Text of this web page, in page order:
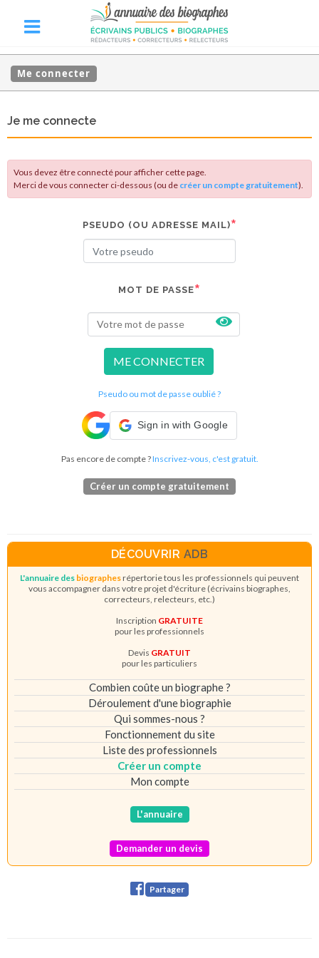
Me connecter
Je me connecte
Vous devez être connecté pour afficher cette page.
Merci de vous connecter ci-dessous (ou de créer un compte gratuitement).
PSEUDO (OU ADRESSE MAIL)
MOT DE PASSE
ME CONNECTER
Pseudo ou mot de passe oublié ?
Sign in with Google
Pas encore de compte ?Inscrivez-vous, c'est gratuit.
Créer un compte gratuitement
DÉCOUVRIR ADB
L'annuaire des biographesrépertorie tous les professionnels qui peuvent
vous accompagner dans votre projet d'écriture (écrivains biographes,
correcteurs, relecteurs, etc.)
Inscription GRATUITE
pour les professionnels
Devis GRATUIT
pour les particuliers
Combien coûte un biographe ?
Déroulement d'une biographie
Qui sommes-nous ?
Fonctionnement du site
Liste des professionnels
Créer un compte
Mon compte
L'annuaire
Demander un devis
Partager